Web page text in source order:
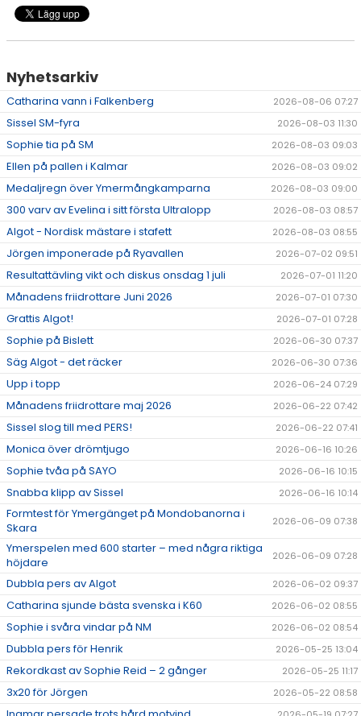
Nyhetsarkiv
Catharina vann i Falkenberg 2026-08-06 07:27
Sissel SM-fyra 2026-08-03 11:30
Sophie tia på SM 2026-08-03 09:03
Ellen på pallen i Kalmar 2026-08-03 09:02
Medaljregn över Ymermångkamparna 2026-08-03 09:00
300 varv av Evelina i sitt första Ultralopp 2026-08-03 08:57
Algot - Nordisk mästare i stafett 2026-08-03 08:55
Jörgen imponerade på Ryavallen 2026-07-02 09:51
Resultattävling vikt och diskus onsdag 1 juli 2026-07-01 11:20
Månadens friidrottare Juni 2026 2026-07-01 07:30
Grattis Algot! 2026-07-01 07:28
Sophie på Bislett 2026-06-30 07:37
Säg Algot - det räcker 2026-06-30 07:36
Upp i topp 2026-06-24 07:29
Månadens friidrottare maj 2026 2026-06-22 07:42
Sissel slog till med PERS! 2026-06-22 07:41
Monica över drömtjugo 2026-06-16 10:26
Sophie tvåa på SAYO 2026-06-16 10:15
Snabba klipp av Sissel 2026-06-16 10:14
Formtest för Ymergänget på Mondobanorna i
Skara
2026-06-09 07:38
Ymerspelen med 600 starter – med några riktiga
höjdare
2026-06-09 07:28
Dubbla pers av Algot 2026-06-02 09:37
Catharina sjunde bästa svenska i K60 2026-06-02 08:55
Sophie i svåra vindar på NM 2026-06-02 08:54
Dubbla pers för Henrik 2026-05-25 13:04
Rekordkast av Sophie Reid – 2 gånger 2026-05-25 11:17
3x20 för Jörgen 2026-05-22 08:58